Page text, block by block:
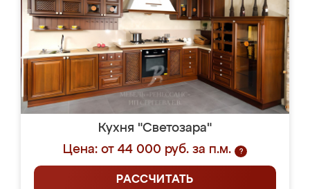
Кухня "Светозара"
Цена: от 44 000 руб. за п.м.
?
РАССЧИТАТЬ